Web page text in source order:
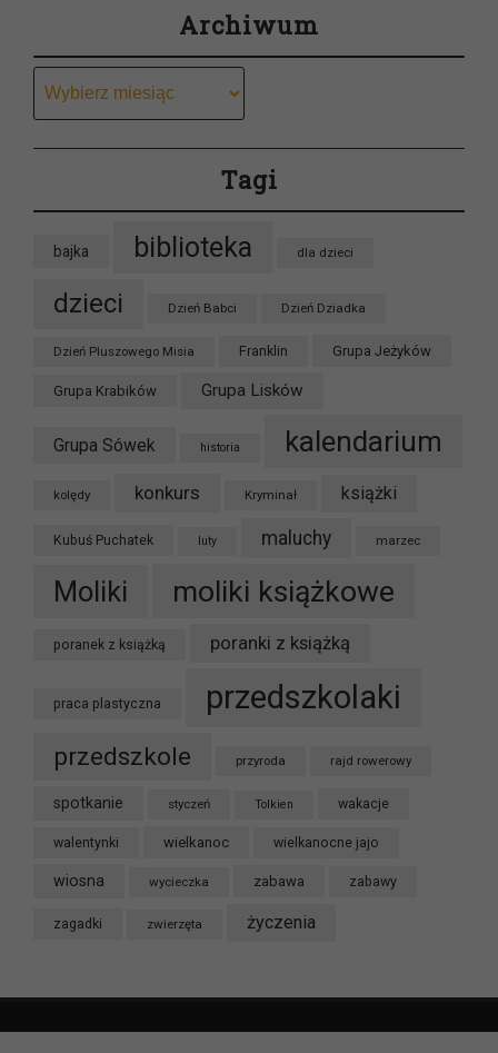
Archiwum
Tagi
bajka biblioteka dla dzieci
dzieci Dzień Babci Dzień Dziadka
Dzień Pluszowego Misia Franklin Grupa Jeżyków
Grupa Krabików Grupa Lisków
Grupa Sówek historia kalendarium
kolędy konkurs Kryminał książki
Kubuś Puchatek luty maluchy marzec
Moliki moliki książkowe
poranek z książką poranki z książką
praca plastyczna przedszkolaki
przedszkole przyroda rajd rowerowy
spotkanie styczeń Tolkien wakacje
walentynki wielkanoc wielkanocne jajo
wiosna wycieczka zabawa zabawy
zagadki zwierzęta życzenia